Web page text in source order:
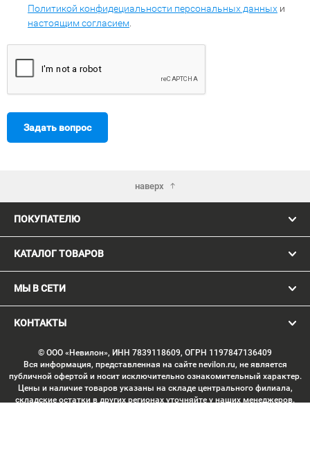
Политикой конфидециальности персональных данных и
настоящим согласием
Задать вопрос
наверх
ПОКУПАТЕЛЮ
КАТАЛОГ ТОВАРОВ
МЫ В СЕТИ
КОНТАКТЫ
© ООО «Невилон», ИНН 7839118609, ОГРН 1197847136409
Вся информация, представленная на сайте nevilon.ru, не является
публичной офертой и носит исключительно ознакомительный характер.
Цены и наличие товаров указаны на складе центрального филиала,
складские остатки в других регионах уточняйте у наших менеджеров.